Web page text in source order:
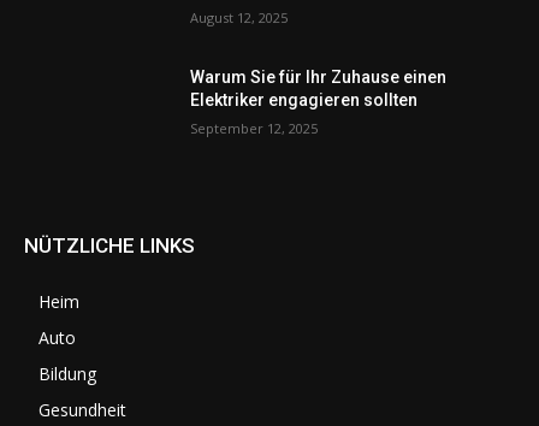
August 12, 2025
Warum Sie für Ihr Zuhause einen
Elektriker engagieren sollten
September 12, 2025
NÜTZLICHE LINKS
Heim
Auto
Bildung
Gesundheit